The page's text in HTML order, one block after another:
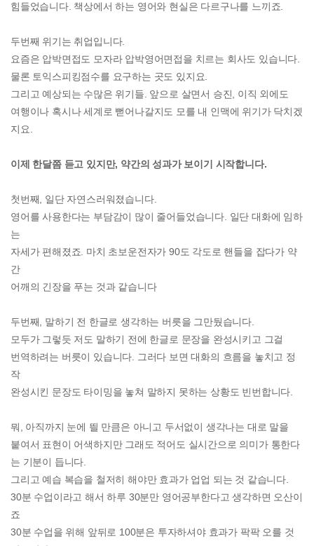
힘들었습니다. 책상에서 하는 영어와 현실은 다르구나를 느끼죠.
두번째 위기는 취업입니다.
요즘은 압박면접도 모자라 압박영어면접을 치르는 회사도 있습니다.
물론 토익스피킹점수를 요구하는 곳도 있지요.
그리고 예상되는 수많은 위기들. 앞으로 살면서 승진, 이직 외에도
여행이나 혹시나 세계로 뻗어나갈지도 모를 내 인맥에 위기가 닥치겠
지요.
이제 한달쯤 듣고 있지만, 약간의 성과가 보이기 시작합니다.
첫번째, 일단 자연스러워졌습니다.
영어를 사용한다는 부담감이 많이 줄어들었습니다. 일단 대화에 임하
는
자세가 편해졌죠. 마치 초보운전자가 90도 각도로 핸들을 잡다가 약
간
어깨의 긴장을 푸는 것과 같습니다
두번째, 말하기 전 한글로 생각하는 버릇을 그만뒀습니다.
모두가 그렇듯 저도 말하기 전에 한글로 문장을 완성시키고 그걸
번역하려는 버릇이 있습니다. 그러다 보면 대화의 흐름을 놓치고 정
작
완성시킨 문장도 타이밍을 놓쳐 말하지 못하는 상황도 빈번합니다.
뭐, 아직까지 눈에 띌 만큼은 아니고 두서없이 생각나는 대로 말을
붙여서 표현이 어색하지만 그래도 적어도 실시간으로 의미가 통한다
는 기분이 듭니다.
그리고 예습 복습을 철저히 해야만 효과가 업업 되는 것 같습니다.
30분 수업이라고 해서 하루 30분만 영어공부한다고 생각하면 오산이
죠
30분 수업을 위해 앞뒤로 100분은 투자하셔야 효과가 팍팍 오를 것